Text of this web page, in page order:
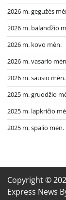
2026 m. gegužės
2026 m. balandžio
2026 m. kovo mėn.
2026 m. vasario
2026 m. sausio mėn.
2025 m. gruodžio
2025 m. lapkričio
2025 m. spalio mėn.
Copyright ©
Express News